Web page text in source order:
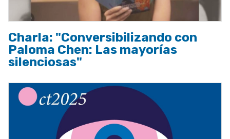
Charla: "Conversibilizando con
Paloma Chen: Las mayorías
silenciosas"